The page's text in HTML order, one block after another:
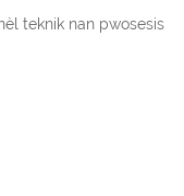
teknik nan pwosesis